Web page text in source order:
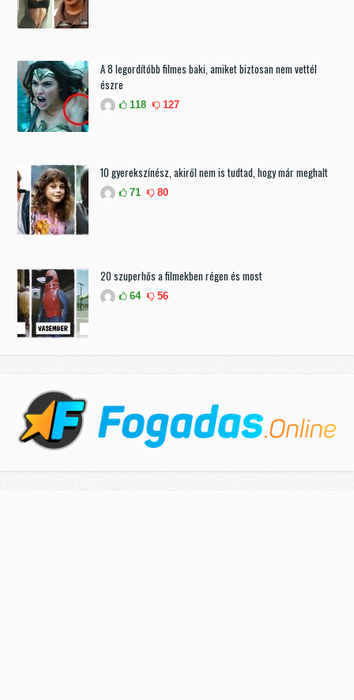
A 8 legordítóbb filmes baki, amiket biztosan nem vettél
észre
118 127
10 gyerekszínész, akiről nem is tudtad, hogy már meghalt
71 80
20 szuperhős a filmekben régen és most
64 56